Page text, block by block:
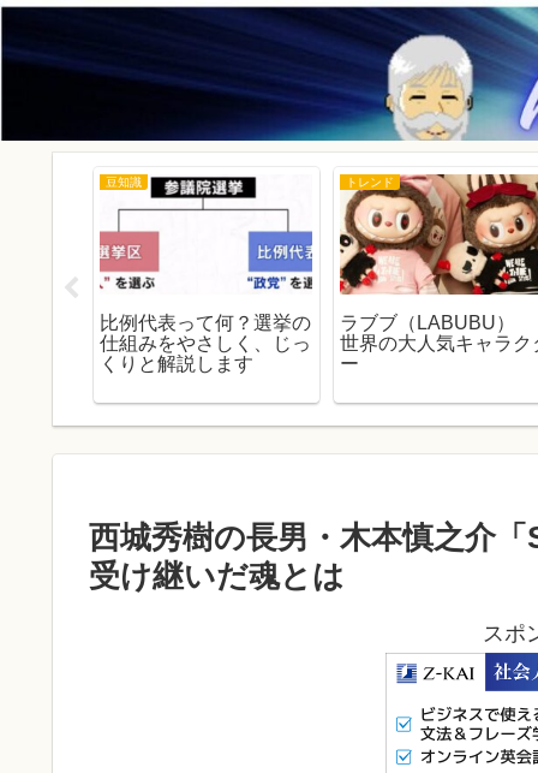
豆知識
比例代表って何？選挙の
仕組みをやさしく、じっ
くりと解説します
トレンド
ラブブ（LABUBU）
世界の大人気キャラク
ー
西城秀樹の長男・木本慎之介
受け継いだ魂とは
スポ